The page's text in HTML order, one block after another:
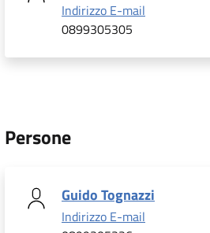
Indirizzo E-mail
0899305305
Persone
Guido Tognazzi
Indirizzo E-mail